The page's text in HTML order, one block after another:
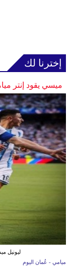
إخترنا لك
ميسي يقود إنتر
ليونيل
ميامي - عُمان اليوم